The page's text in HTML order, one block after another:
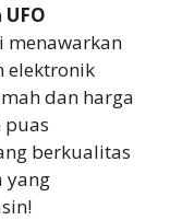
UFO
menawarkan
elektronik
dan harga
puas
berkualitas
yang